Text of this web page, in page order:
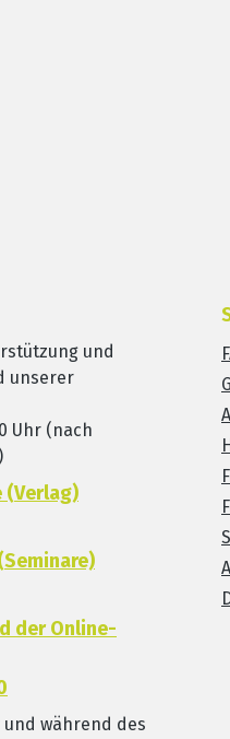
und
unserer
Uhr (nach
(Verlag)
der Online-
und während des